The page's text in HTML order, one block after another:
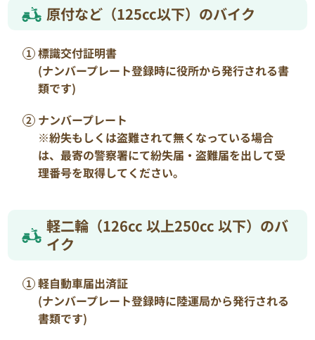
原付など（125cc以下）のバイク
標識交付証明書
(ナンバープレート登録時に役所から発行される書
類です)
ナンバープレート
※紛失もしくは盗難されて無くなっている場合
は、最寄の警察署にて紛失届・盗難届を出して受
理番号を取得してください。
軽二輪（126cc 以上250cc 以下）のバ
イク
軽自動車届出済証
(ナンバープレート登録時に陸運局から発行される
書類です)